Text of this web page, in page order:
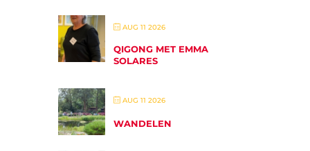
AUG 11 2026
QIGONG MET EMMA
SOLARES
AUG 11 2026
WANDELEN